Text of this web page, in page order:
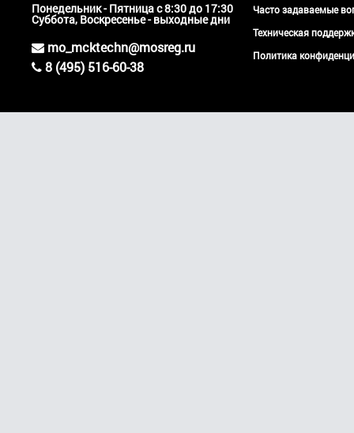
Понедельник - Пятница с 8:30 до 17:30
Суббота, Воскресенье - выходные дни
mo_mcktechn@mosreg.ru
8 (495) 516-60-38
Часто задаваемые
Техническая
Политика